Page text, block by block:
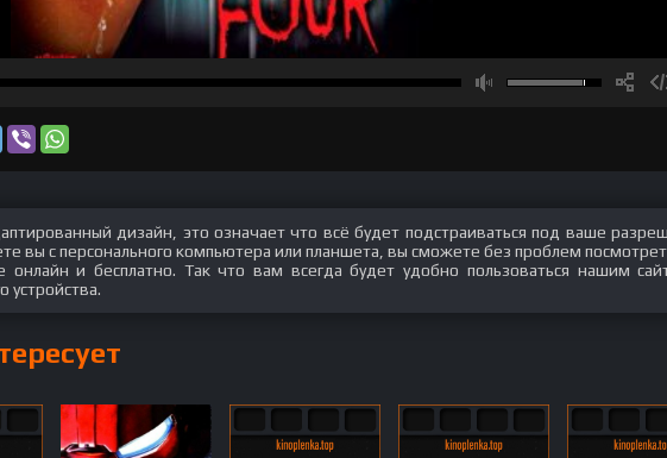
дизайн, это означает что всё будет подстраиваться под ваше
вы с персонального компьютера или планшета, вы сможете без проблем
и бесплатно. Так что вам всегда будет удобно пользоваться нашим
устройства.